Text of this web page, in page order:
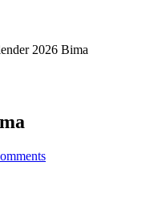
2026 Bima